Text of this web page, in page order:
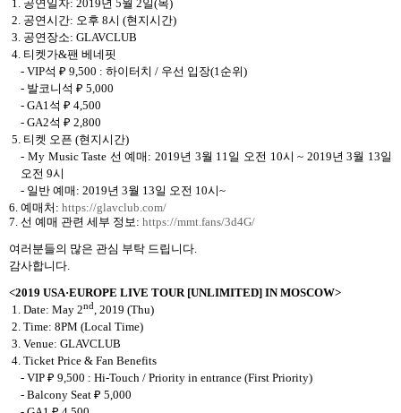
1. 공연일자: 2019년 5월 2일(목)
2. 공연시간: 오후 8시 (현지시간)
3. 공연장소: GLAVCLUB
4. 티켓가&팬 베네핏
- VIP석₽ 9,500 :하이터치/ 우선 입장(1순위)
- 발코니석₽ 5,000
- GA1석₽ 4,500
- GA2석₽ 2,800
5. 티켓 오픈 (현지시간)
- My Music Taste 선 예매 : 2019년 3월 11일 오전 10시~ 2019년3월 13일
오전 9시
- 일반 예매 : 2019년3월 13일 오전 10시~
6. 예매처 : https://glavclub.com/
7. 선 예매 관련 세부 정보: https://mmt.fans/3d4G/
여러분들의 많은 관심 부탁 드립니다.
감사합니다.
<2019 USA·EUROPE LIVE TOUR [UNLIMITED] IN MOSCOW>
1. Date: May 2nd, 2019 (Thu)
2. Time: 8PM (Local Time)
3. Venue: GLAVCLUB
4. Ticket Price & Fan Benefits
- VIP₽ 9,500 : Hi-Touch / Priority in entrance (First Priority)
- Balcony Seat₽ 5,000